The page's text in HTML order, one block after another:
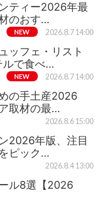
ティー2026年最
のおす…
NEW 2026.8.7 14:00
ッフェ・リスト
ルで食べ…
NEW 2026.8.7 14:00
の手土産2026
取材の最…
2026.8.6 15:00
2026年版、注目
ピック…
2026.8.4 13:00
ル8選【2026